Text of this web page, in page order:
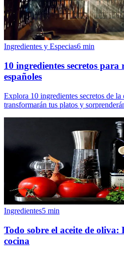
Ingredientes y Especias6 min
10 ingredientes secretos
españoles
Explora 10 ingredientes secretos de la
transformarán tus platos y
Ingredientes5 min
Todo sobre el aceite de oliva:
cocina